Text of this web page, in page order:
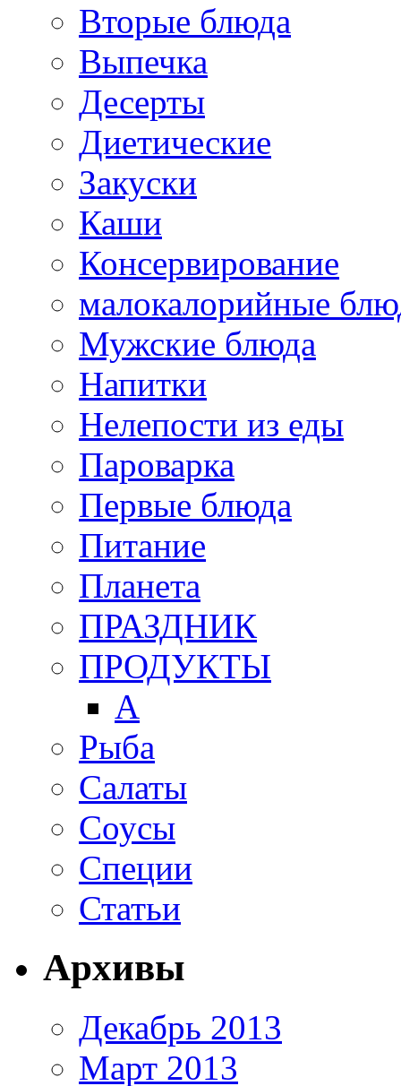
Вторые блюда
Выпечка
Десерты
Диетические
Закуски
Каши
Консервирование
малокалорийные
Мужские блюда
Напитки
Нелепости из еды
Пароварка
Первые блюда
Питание
Планета
ПРАЗДНИК
ПРОДУКТЫ
А
Рыба
Салаты
Соусы
Специи
Статьи
Архивы
Декабрь 2013
Март 2013